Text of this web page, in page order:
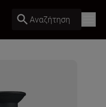
Αναζήτηση